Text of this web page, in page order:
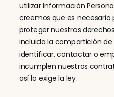
utilizar Información
creemos que es necesario
proteger nuestros
incluida la compartición
identificar, contactar o
incumplen nuestros
así lo exige la ley.